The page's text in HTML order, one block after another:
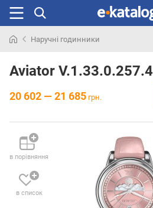
раніше
Наручні годинники
Aviator V.1.33.0.257.4
20 602 — 21 685 грн.
в порівняння
в список